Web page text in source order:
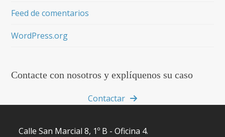
Feed de comentarios
WordPress.org
Contacte con nosotros y explíquenos su caso
Contactar
Calle San Marcial 8, 1º B - Oficina 4.